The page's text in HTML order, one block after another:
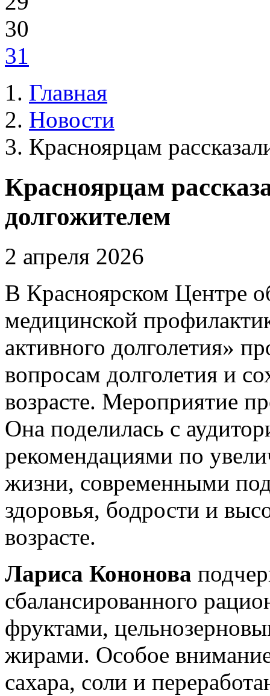
30
31
Главная
Новости
Красноярцам
Красноярцам
долгожителем
2 апреля 2026
В Красноярском Центре
медицинской
активного долголетия»
вопросам долголетия и
возрасте. Мероприятие
Она поделилась с
рекомендациями по
жизни, современными
здоровья, бодрости и
возрасте.
Лариса Кононова
сбалансированного
фруктами,
жирами. Особое
сахара, соли и